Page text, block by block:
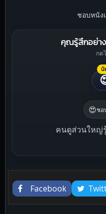
ชอบหนัง
คุณรู้สึกอย่าง
กด
นิ
😍ชอ
คนดูส่วนใหญ่
Facebook